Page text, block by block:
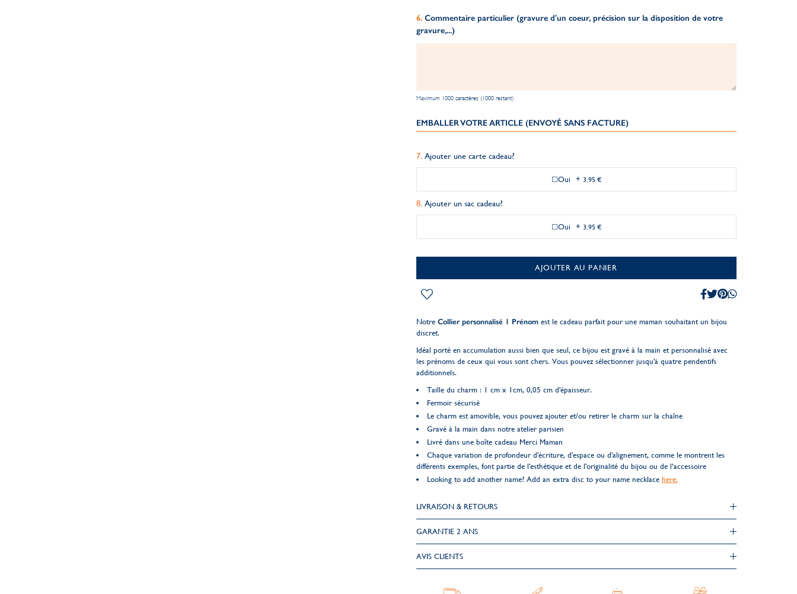
Commentaire particulier (gravure d'un coeur, précision sur la disposition de votre
gravure,...)
Maximum 1000 caractères (1000 restant)
EMBALLER VOTRE ARTICLE (ENVOYÉ SANS FACTURE)
Ajouter une carte cadeau?
Oui + 3,95 €
Ajouter un sac cadeau?
Oui + 3,95 €
AJOUTER AU PANIER
Notre Collier personnalisé 1 Prénomest le cadeau parfait pour une maman souhaitant un bijou
discret.
Idéal porté en accumulation aussi bien que seul, ce bijou est gravé à la main et personnalisé avec
les prénoms de ceux qui vous sont chers. Vous pouvez sélectionner jusqu'à quatre pendentifs
additionnels.
Taille du charm : 1 cm x 1cm, 0,05 cm d'épaisseur.
Fermoir sécurisé
Le charm est amovible, vous pouvez ajouter et/ou retirer le charm sur la chaîne
Gravé à la main dans notre atelier parisien
Livré dans une boîte cadeau Merci Maman
Chaque variation de profondeur d'écriture, d'espace ou d'alignement, comme le montrent les
différents exemples, font partie de l'esthétique et de l'originalité du bijou ou de l’accessoire
Looking to add another name? Add an extra disc to your name necklace here.
LIVRAISON & RETOURS
GARANTIE 2 ANS
AVIS CLIENTS